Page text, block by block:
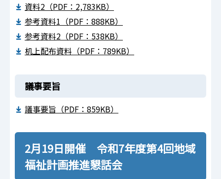
資料2（PDF：2,783KB）
参考資料1（PDF：888KB）
参考資料2（PDF：538KB）
机上配布資料（PDF：789KB）
議事要旨
議事要旨（PDF：859KB）
2月19日開催 令和7年度第4回地域
福祉計画推進懇話会